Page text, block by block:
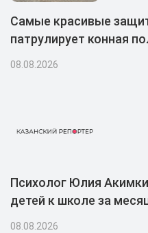
Самые красивые
патрулирует конная
08.08.2026
Психолог Юлия
детей к школе за
08.08.2026